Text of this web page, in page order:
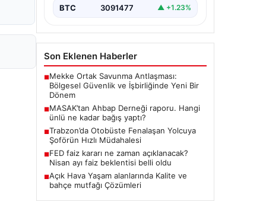
BTC 3091477 ▲ +1.23%
Son Eklenen Haberler
■Mekke Ortak Savunma Antlaşması:
Bölgesel Güvenlik ve İşbirliğinde Yeni Bir
Dönem
■MASAK’tan Ahbap Derneği raporu. Hangi
ünlü ne kadar bağış yaptı?
■Trabzon’da Otobüste Fenalaşan Yolcuya
Şoförün Hızlı Müdahalesi
■FED faiz kararı ne zaman açıklanacak?
Nisan ayı faiz beklentisi belli oldu
■Açık Hava Yaşam alanlarında Kalite ve
bahçe mutfağı Çözümleri